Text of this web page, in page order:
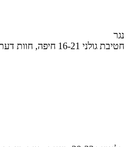
נגר
חטיבת גולני 16-21 חיפה, חוות דעת ותוכנית הידרולוגית לניהול מי נגר